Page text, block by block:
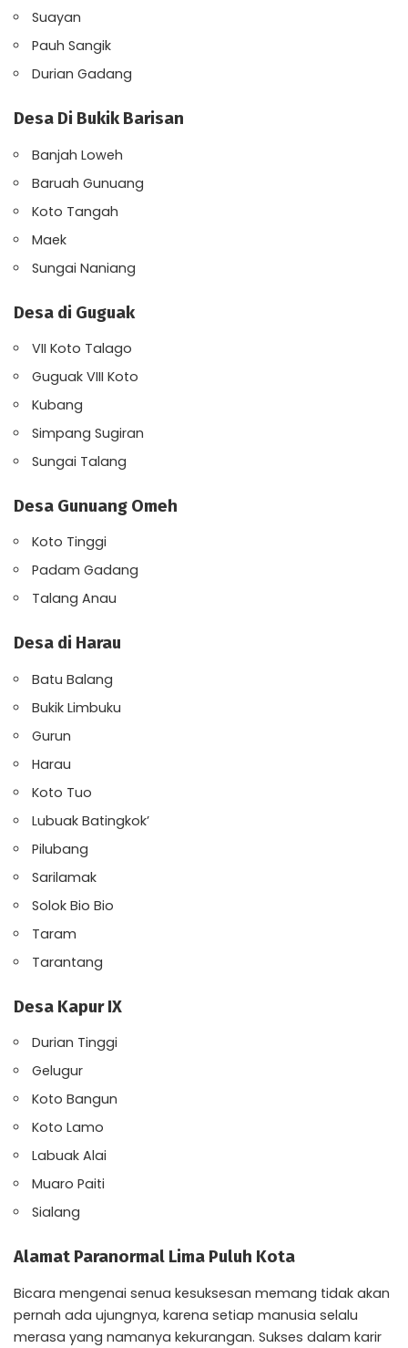
Suayan
Pauh Sangik
Durian Gadang
Desa Di Bukik Barisan
Banjah Loweh
Baruah Gunuang
Koto Tangah
Maek
Sungai Naniang
Desa di Guguak
VII Koto Talago
Guguak VIII Koto
Kubang
Simpang Sugiran
Sungai Talang
Desa Gunuang Omeh
Koto Tinggi
Padam Gadang
Talang Anau
Desa di Harau
Batu Balang
Bukik Limbuku
Gurun
Harau
Koto Tuo
Lubuak Batingkok’
Pilubang
Sarilamak
Solok Bio Bio
Taram
Tarantang
Desa Kapur IX
Durian Tinggi
Gelugur
Koto Bangun
Koto Lamo
Labuak Alai
Muaro Paiti
Sialang
Alamat Paranormal Lima Puluh Kota
Bicara mengenai senua kesuksesan memang tidak akan
pernah ada ujungnya, karena setiap manusia selalu
merasa yang namanya kekurangan. Sukses dalam karir